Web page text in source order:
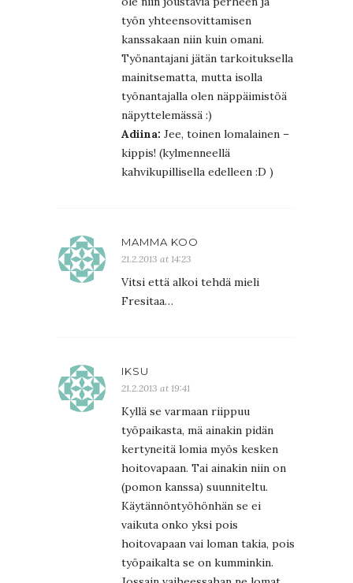
työn yhteensovittamisen
kanssakaan niin kuin omani.
Työnantajani jätän tarkoituksella
mainitsematta, mutta isolla
työnantajalla olen näppäimistöä
näpyttelemässä :)
Adiina: Jee, toinen lomalainen –
kippis! (kylmenneellä
kahvikupillisella edelleen :D )
MAMMA KOO
21.2.2013 at 14:23
Vitsi että alkoi tehdä mieli
Fresitaa…
IKSU
21.2.2013 at 19:41
Kyllä se varmaan riippuu
työpaikasta, mä ainakin pidän
kertyneitä lomia myös kesken
hoitovapaan. Tai ainakin niin on
(pomon kanssa) suunniteltu.
Käytännöntyöhönhän se ei
vaikuta onko yksi pois
hoitovapaan vai loman takia, pois
työpaikalta se on kumminkin.